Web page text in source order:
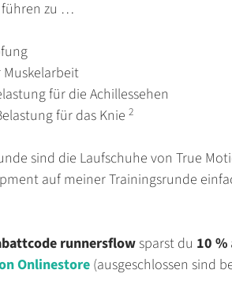
führen zu …
für die Achillessehen
für das Knie 2
sind die Laufschuhe von True
auf meiner Trainingsrunde
runnersflow sparst du 10 %
Onlinestore (ausgeschlossen sind